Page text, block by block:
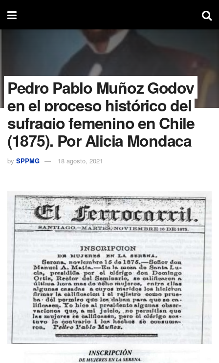
Pedro Pablo Muñoz Godoy
en el proceso histórico del
sufragio femenino en Chile
(1875). Por Alicia Mondaca
by SPPMG 18 agosto, 2021